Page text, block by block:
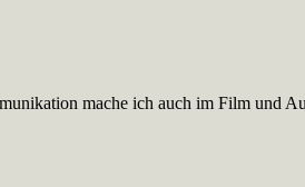
mache ich auch im Film und